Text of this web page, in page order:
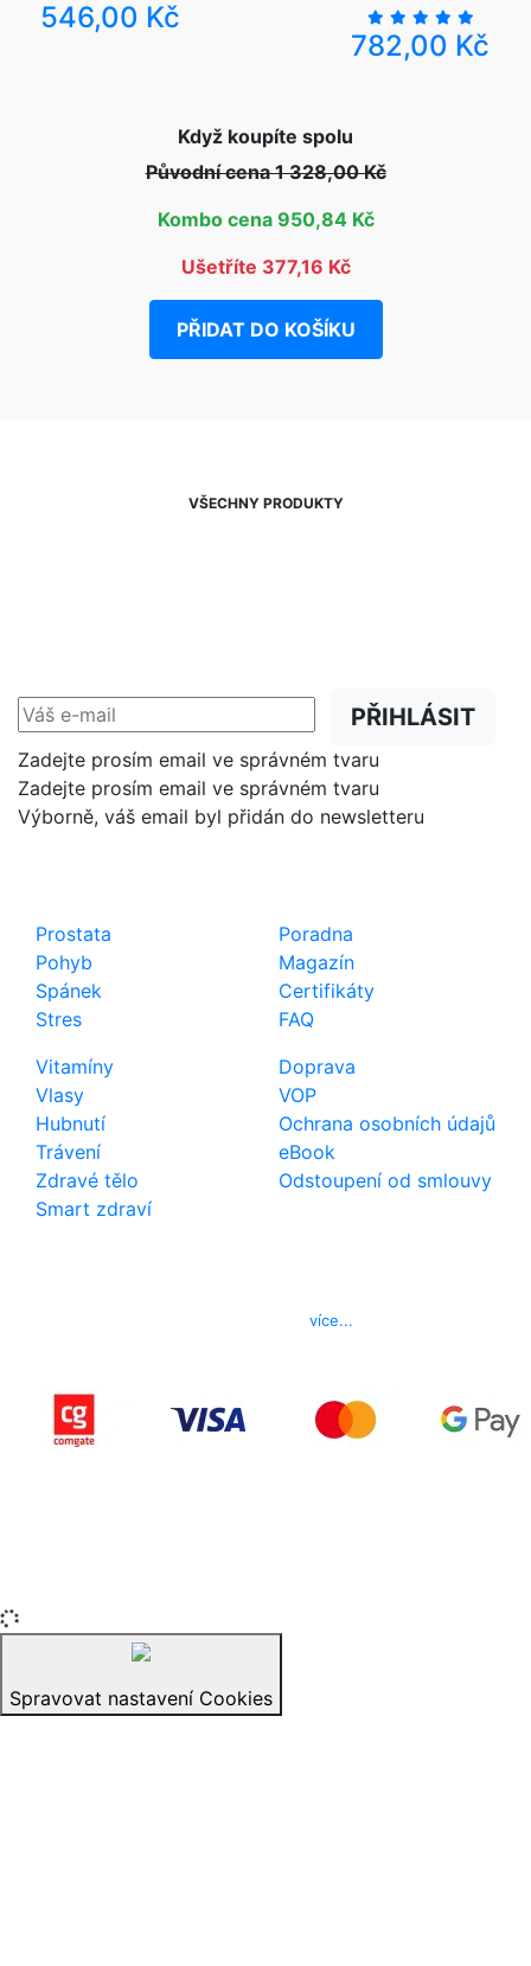
546,00 Kč
782,00 Kč
Když koupíte spolu
Původní cena 1 328,00 Kč
Kombo cena 950,84 Kč
Ušetříte 377,16 Kč
PŘIDAT DO KOŠÍKU
VŠECHNY PRODUKTY
PŘIHLÁSIT
Zadejte prosím email ve správném tvaru
Zadejte prosím email ve správném tvaru
Výborně, váš email byl přidán do newsletteru
Prostata
Pohyb
Spánek
Stres
Vitamíny
Vlasy
Hubnutí
Trávení
Zdravé tělo
Smart zdraví
Poradna
Magazín
Certifikáty
FAQ
Doprava
VOP
Ochrana osobních údajů
eBook
Odstoupení od smlouvy
více...
Spravovat nastavení Cookies